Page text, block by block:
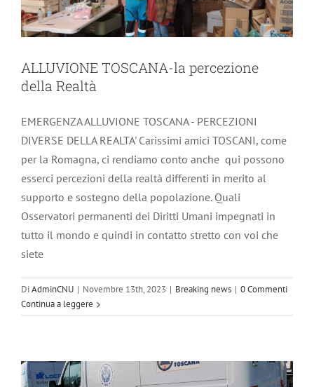
ALLUVIONE TOSCANA-la percezione
della Realtà
EMERGENZA ALLUVIONE TOSCANA - PERCEZIONI
DIVERSE DELLA REALTA' Carissimi amici TOSCANI, come
per la Romagna, ci rendiamo conto anche qui possono
esserci percezioni della realtà differenti in merito al
supporto e sostegno della popolazione. Quali
Osservatori permanenti dei Diritti Umani impegnati in
tutto il mondo e quindi in contatto stretto con voi che
siete
DiAdminCNU | Novembre 13th, 2023 | Breaking news | 0 Commenti
Continua a leggere
ALLUVIONE-PRATO richiesta di
volontari e viveri – Raccolta fondi VAB